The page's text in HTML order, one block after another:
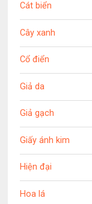
Cát biển
Cây xanh
Cổ điển
Giả da
Giả gạch
Giấy ánh kim
Hiện đại
Hoa lá